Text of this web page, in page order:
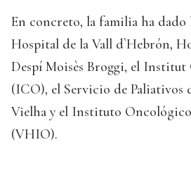
En concreto, la familia ha dado
Hospital de la Vall d`Hebrón,
Despí Moisès Broggi, el
(ICO), el Servicio de Paliativos
Vielha y el Instituto
(VHIO).